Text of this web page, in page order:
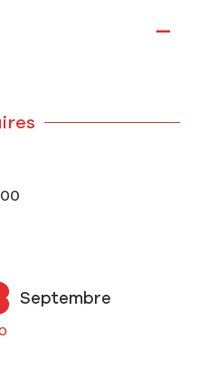
—
Septembre